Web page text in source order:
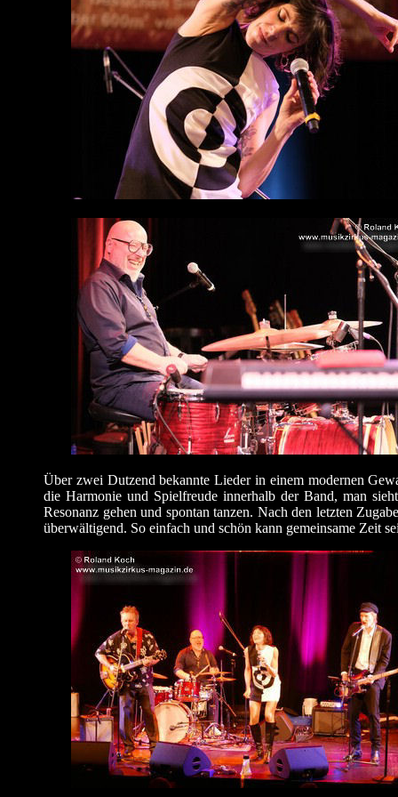
Über zwei Dutzend bekannte Lieder in einem modernen
die Harmonie und Spielfreude innerhalb der Band, man
Resonanz gehen und spontan tanzen. Nach den letzten
überwältigend. So einfach und schön kann gemeinsame Zeit